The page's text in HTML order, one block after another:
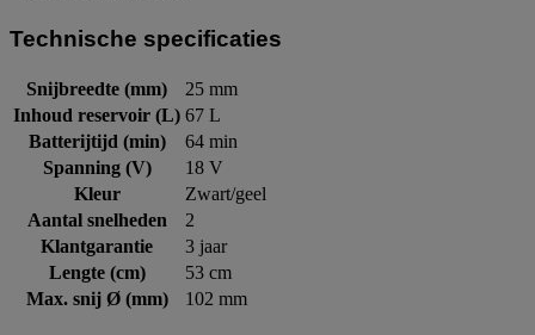
Technische specificaties
Snijbreedte (mm)
25 mm
Inhoud reservoir (L) 67 L
Batterijtijd (min)
64 min
Spanning (V)
18 V
Kleur
Zwart/geel
Aantal snelheden
2
Klantgarantie
3 jaar
Lengte (cm)
53 cm
Max. snij Ø (mm)
102 mm